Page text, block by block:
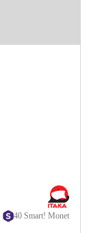
40 Smart! Monet